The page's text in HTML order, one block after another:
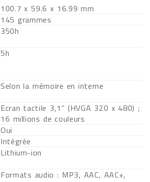
100.7 x 59.6 x 16.99 mm
145 grammes
350h
5h
Selon la mémoire en interne
Ecran tactile 3,1” (HVGA 320 x 480) ;
16 millions de couleurs
Oui
Intégrée
Lithium-ion
Formats audio : MP3, AAC, AAC+,